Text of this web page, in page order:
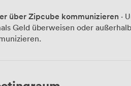
Veranstaltungen steht
Fitnesscenter zur
bei allen Fragen rund um Ihren
über Zipcube kommunizieren ·
Geld überweisen oder